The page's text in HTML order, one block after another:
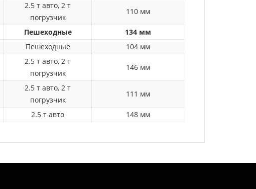
2.5 т авто, 2 т
погрузчик
110 мм
Пешеходные
134 мм
Пешеходные 104 мм
2.5 т авто, 2 т
погрузчик
146 мм
2.5 т авто, 2 т
погрузчик
111 мм
2.5 т авто 148 мм